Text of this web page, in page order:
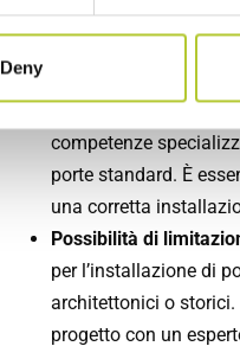
Deny
Complessità di
competenze
porte standard. È
una corretta
Possibilità di
per l’installazione di
architettonici o
progetto con un